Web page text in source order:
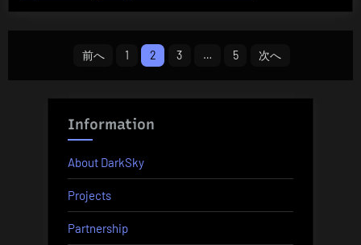
前へ 1 2 3 … 5 次へ
Information
About DarkSky
Projects
Partnership